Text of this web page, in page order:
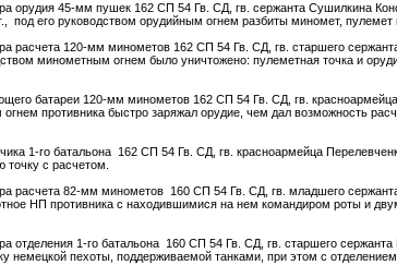
орудия 45-мм пушек 162 СП 54 Гв. СД, гв. сержанта Сушилкина
под его руководством орудийным огнем разбиты миномет,
расчета 120-мм минометов 162 СП 54 Гв. СД, гв. старшего
минометным огнем было уничтожено: пулеметная точка и
батареи 120-мм минометов 162 СП 54 Гв. СД, гв.
противника быстро заряжал орудие, чем дал возможность
1-го батальона 162 СП 54 Гв. СД, гв. красноармейца
с расчетом.
расчета 82-мм минометов 160 СП 54 Гв. СД, гв. младшего
НП противника с находившимися на нем командиром роты и
отделения 1-го батальона 160 СП 54 Гв. СД, гв. старшего
немецкой пехоты, поддерживаемой танками, при этом с